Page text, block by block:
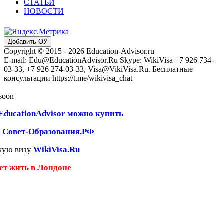
СТАТЬИ
НОВОСТИ
Добавить ОУ
Copyright © 2015 - 2026 Education-Advisor.ru
E-mail: Edu@EducationAdvisor.Ru Skype: WikiVisa +7 926 734-
03-33, +7 926 274-03-33, Visa@VikiVisa.Ru. Бесплатные
консультации https://t.me/wikivisa_chat
можно купить
Совет-Образования.РФ
визу WikiVisa.Ru
жить в Лондоне